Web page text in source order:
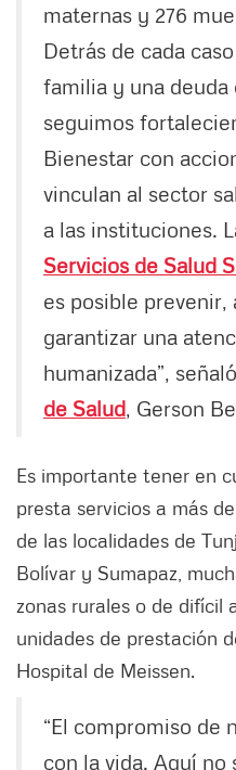
maternas y 276
Detrás de cada
familia y una deuda
seguimos
Bienestar con
vinculan al sector
a las instituciones.
Servicios de Salud
es posible
garantizar una
humanizada”,
de Salud, Gerson
Es importante tener en
presta servicios a más
de las localidades de
Bolívar y Sumapaz,
zonas rurales o de difícil
unidades de prestación
Hospital de Meissen.
“El compromiso de
con la vida. Aquí no